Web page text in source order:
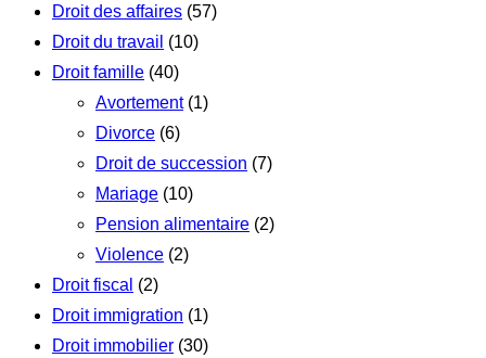
Droit des affaires (57)
Droit du travail (10)
Droit famille (40)
Avortement(1)
Divorce (6)
Droit de succession (7)
Mariage (10)
Pension alimentaire (2)
Violence (2)
Droit fiscal (2)
Droit immigration (1)
Droit immobilier (30)